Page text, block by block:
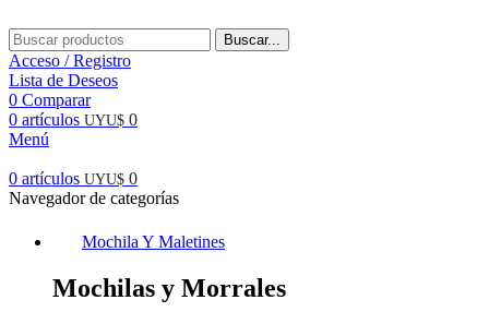
Buscar...
Acceso / Registro
Lista de Deseos
0 Comparar
0 artículos UYU$ 0
Menú
0 artículos UYU$ 0
Navegador de categorías
Mochila Y Maletines
Mochilas y Morrales